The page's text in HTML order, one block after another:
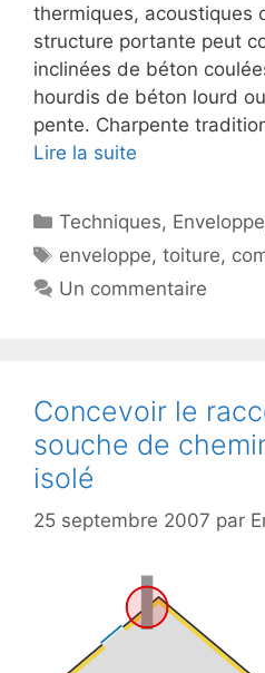
thermiques, acoustiques
structure portante peut
inclinées de béton
hourdis de béton lourd
pente. Charpente
Lire la suite
Catégories
Techniques, Enveloppe
Étiquettes
enveloppe,toiture,
Un commentaire
Concevoir le
souche de
isolé
25 septembre 2007 par